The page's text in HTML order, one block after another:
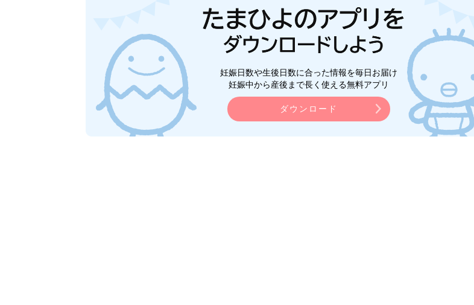
妊娠日数や生後日数に合った情報を毎日お届け
妊娠中から産後まで長く使える無料アプリ
ダウンロード